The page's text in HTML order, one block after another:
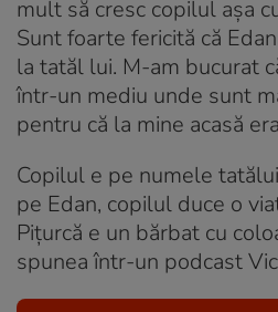
mult să cresc copilul așa
Sunt foarte fericită că
la tatăl lui. M-am bucurat
într-un mediu unde sunt
pentru că la mine acasă
Copilul e pe numele
pe Edan, copilul duce o
Pițurcă e un bărbat cu
spunea într-un podcast